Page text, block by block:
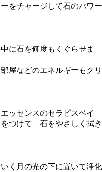
をチャージして石のパワー
に石を何度もくぐらせま
屋などのエネルギーもクリ
ッセンスのセラピスベイ
つけて、石をやさしく拭き
く月の光の下に置いて浄化